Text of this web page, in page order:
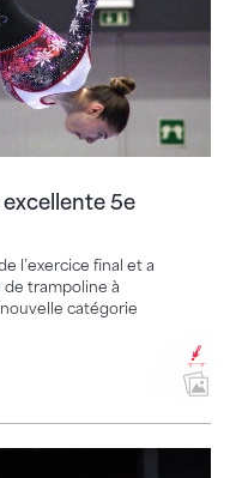
5e
l’exercice final et a
de trampoline à
nouvelle catégorie